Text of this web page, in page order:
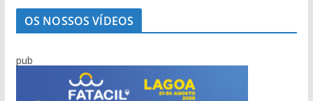
OS NOSSOS VÍDEOS
pub